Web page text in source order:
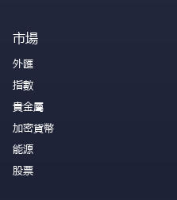
市場
外匯
指數
貴金屬
加密貨幣
能源
股票